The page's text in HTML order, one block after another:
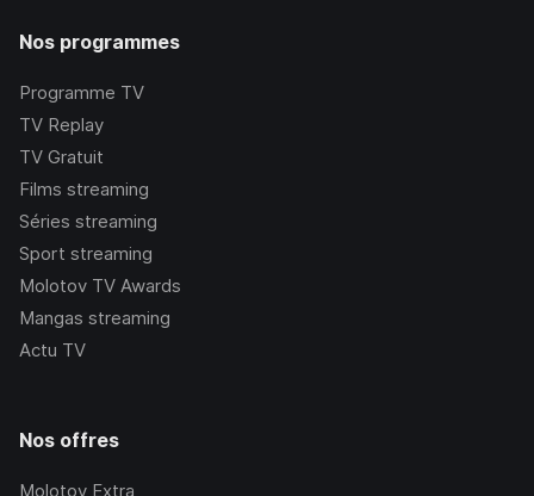
Nos programmes
Programme TV
TV Replay
TV Gratuit
Films streaming
Séries streaming
Sport streaming
Molotov TV Awards
Mangas streaming
Actu TV
Nos offres
Molotov Extra